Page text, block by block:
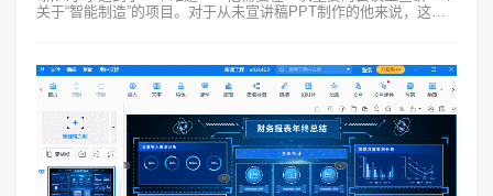
关于“智能制造”的项目。对于从未宣讲稿PPT制作的他来说，这无